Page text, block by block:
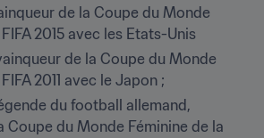
de la Coupe du Monde
2015 avec les Etats-Unis
de la Coupe du Monde
2011 avec le Japon ;
du football allemand,
Coupe du Monde Féminine de la